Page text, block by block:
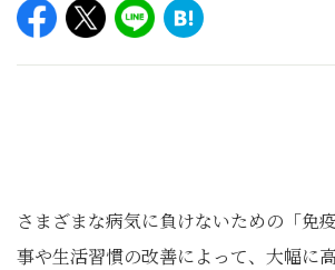
さまざまな病気に負けないための「免
事や生活習慣の改善によって、大幅に